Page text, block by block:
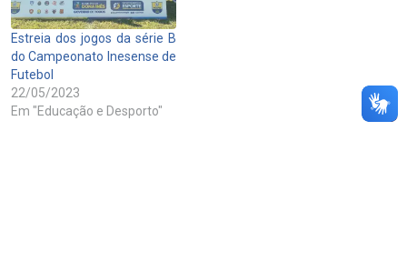
Estreia dos jogos da série B
do Campeonato Inesense de
Futebol
22/05/2023
Em "Educação e Desporto"